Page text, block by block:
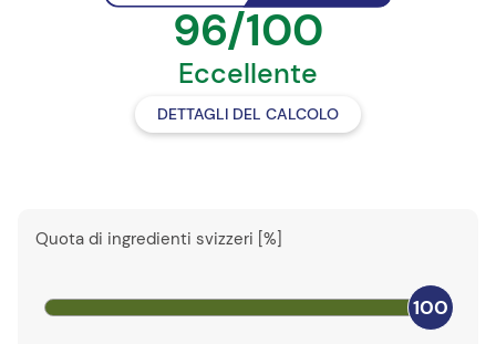
96/100
Eccellente
DETTAGLI DEL CALCOLO
Quota di ingredienti svizzeri [%]
100